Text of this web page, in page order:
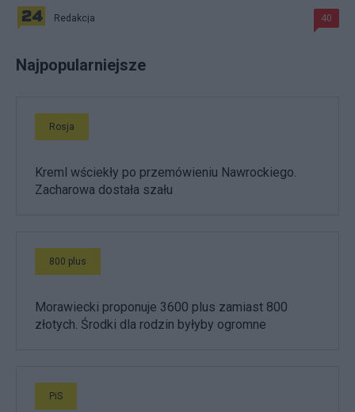
Redakcja 40
Najpopularniejsze
Rosja
Kreml wściekły po przemówieniu Nawrockiego.
Zacharowa dostała szału
800 plus
Morawiecki proponuje 3600 plus zamiast 800
złotych. Środki dla rodzin byłyby ogromne
PiS